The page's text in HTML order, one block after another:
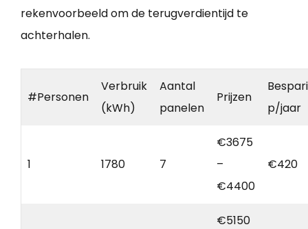
rekenvoorbeeld om de terugverdientijd te
achterhalen.
#Personen
Verbruik
(kWh)
Aantal
panelen
Prijzen
p/jaar
1 1780 7
€3675
–
€4400
€420
€5150